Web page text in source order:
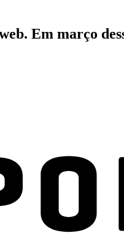
Em março